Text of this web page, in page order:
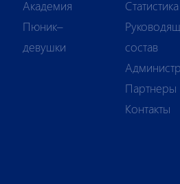
Академия
Пюник–
девушки
Статистика
состав
Партнеры
Контакты